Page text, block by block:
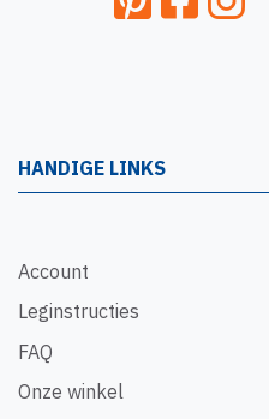
HANDIGE LINKS
Account
Leginstructies
FAQ
Onze winkel